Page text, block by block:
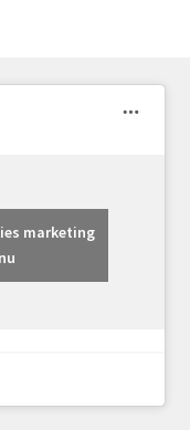
marketing